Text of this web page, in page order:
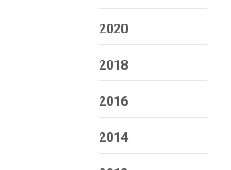
2020
2018
2016
2014